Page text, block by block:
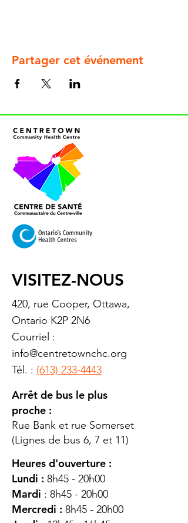
Partager cet événement
VISITEZ-NOUS
420, rue Cooper, Ottawa,
Ontario K2P 2N6
Courriel :
info@centretownchc.org
Tél. : (613) 233-4443
Arrêt de bus le plus
proche :
Rue Bank et rue Somerset
(Lignes de bus 6, 7 et 11)
Heures d'ouverture :
Lundi : 8h45 - 20h00
Mardi : 8h45 - 20h00
Mercredi : 8h45 - 20h00